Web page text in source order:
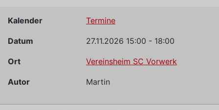
Kalender Termine
Datum 27.11.2026 15:00 - 18:00
Ort Vereinsheim SC Vorwerk
Autor Martin